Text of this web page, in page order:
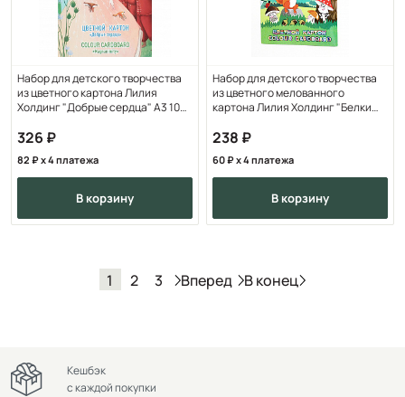
Набор для детского творчества
из цветного картона Лилия
Холдинг "Добрые сердца" А3 10
326
82 x 4 платежа
в корзину
Набор для детского творчества
из цветного мелованного
картона Лилия Холдинг "Белки
238
60 x 4 платежа
в корзину
1 2 3 Вперед В конец
Кешбэк
с каждой покупки